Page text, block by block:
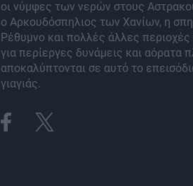
οι νύμφες των νερών στους
ο Αρκουδόσπηλιος των Χανίων, η
Ρέθυμνο και πολλές άλλες περιοχές
για περίεργες δυνάμεις και αόρατα
αποκαλύπτονται σε αυτό το
γιαγιάς.